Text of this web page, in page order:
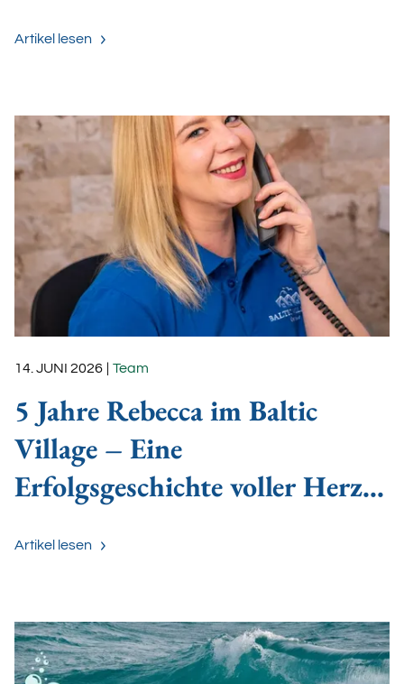
Artikel lesen
14. JUNI 2026 | Team
5 Jahre Rebecca im Baltic
Village – Eine
Erfolgsgeschichte voller Herz
Artikel lesen